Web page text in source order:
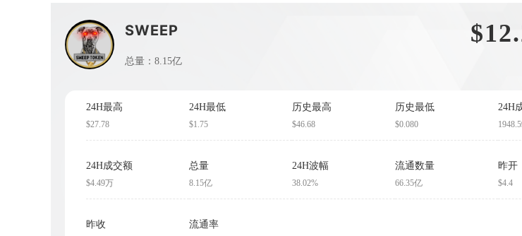
SWEEP
总量：8.15亿
24H最高
$27.78
24H最低
$1.75
历史最高
$46.68
历史最低
$0.080
24H
24H成交额
$4.49万
总量
8.15亿
24H波幅
38.02%
流通数量
66.35亿
昨开
$4.4
昨收 流通率